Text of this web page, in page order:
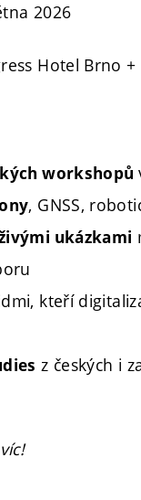
2026
Hotel Brno
workshopů
, GNSS,
ukázkami
kteří
z českých i